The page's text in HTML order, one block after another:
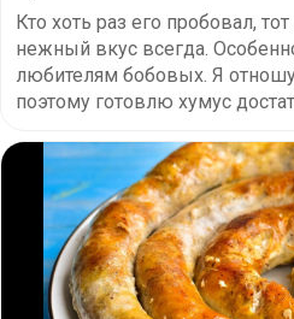
Кто хоть раз его пробовал,
нежный вкус всегда.
любителям бобовых. Я
поэтому готовлю хумус